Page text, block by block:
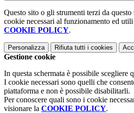
Questo sito o gli strumenti terzi da
cookie necessari al funzionamento ed
COOKIE POLICY.
Personalizza Rifiuta tutti i cookies
Gestione cookie
In questa schermata è possibile scegliere
I cookie necessari sono quelli che
piattaforma e non è possibile disabilitarli.
Per conoscere quali sono i cookie
visionare la COOKIE POLICY.